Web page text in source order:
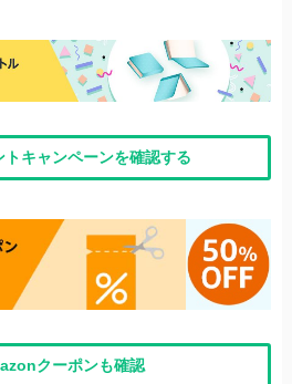
キャンペーンを確認する
クーポンも確認